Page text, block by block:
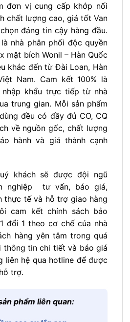
đơn vị cung cấp khớp nối
chất lượng cao, giá tốt Van
đáng tin cậy hàng đầu.
nhà phân phối độc quyền
mặt bích Wonil – Hàn Quốc
khác đến từ Đài Loan, Hàn
Nam. Cam kết 100% là
nhập khẩu trực tiếp từ nhà
trung gian. Mỗi sản phẩm
đều có đầy đủ CO, CQ
về nguồn gốc, chất lượng
hành và giá thành cạnh
khách sẽ được đội ngũ
nghiệp tư vấn, báo giá,
thực tế và hỗ trợ giao hàng
cam kết chính sách bảo
đổi 1 theo cơ chế của nhà
hàng yên tâm trong quá
thông tin chi tiết và báo giá
liên hệ qua hotline để được
trợ.
phẩm liên quan: